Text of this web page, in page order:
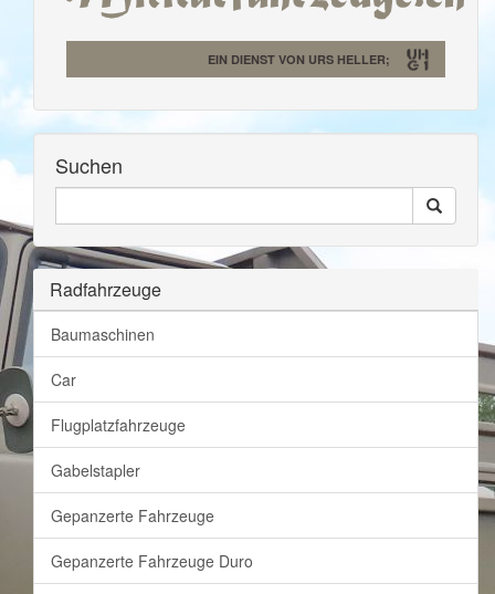
EIN DIENST VON URS HELLER;
Suchen
Durchsuchen
Search
Radfahrzeuge
Baumaschinen
Car
Flugplatzfahrzeuge
Gabelstapler
Gepanzerte Fahrzeuge
Gepanzerte Fahrzeuge Duro